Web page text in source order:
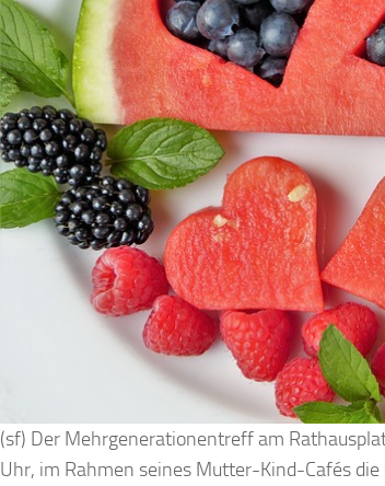
(sf) Der Mehrgenerationentreff am
Uhr, im Rahmen seines Mutter-Kind-Cafés